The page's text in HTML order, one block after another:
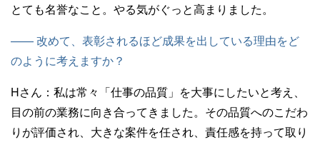
とても名誉なこと。やる気がぐっと高まりました。
—— 改めて、表彰されるほど成果を出している理由をど
のように考えますか？
Hさん： 私は常々「仕事の品質」を大事にしたいと考え、
目の前の業務に向き合ってきました。その品質へのこだわ
りが評価され、大きな案件を任され、責任感を持って取り